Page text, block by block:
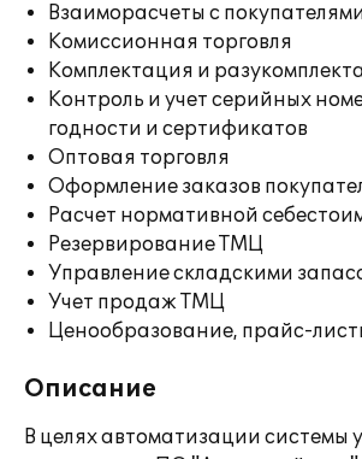
Взаиморасчеты с покупателями
Комиссионная торговля
Комплектация и
Контроль и учет серийных
годности и сертификатов
Оптовая торговля
Оформление заказов
Расчет нормативной
Резервирование ТМЦ
Управление складскими
Учет продаж ТМЦ
Ценообразование, прайс-
Описание
В целях автоматизации системы